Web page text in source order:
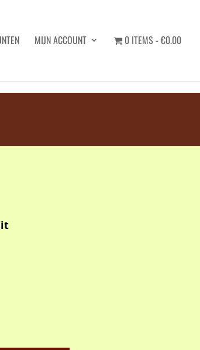
MIJN ACCOUNT 0 ITEMS €0.00